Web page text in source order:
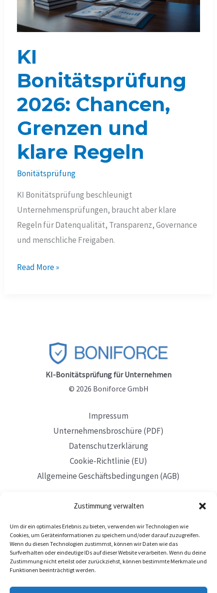
Zustimmung verwalten
Um dir ein optimales Erlebnis zu bieten, verwenden wir Technologien wie
Cookies, um Geräteinformationen zu speichern und/oder darauf zuzugreifen.
Wenn du diesen Technologien zustimmst, können wir Daten wie das
Surfverhalten oder eindeutige IDs auf dieser Website verarbeiten. Wenn du deine
Zustimmung nicht erteilst oder zurückziehst, können bestimmte Merkmale und
Funktionen beeinträchtigt werden.
KI
Bonitätsprüfung
2026: Chancen,
Grenzen und
klare Regeln
Bonitätsprüfung
KI Bonitätsprüfung beschleunigt
Unternehmensprüfungen, braucht aber klare
Regeln für Datenqualität, Transparenz, Governance
und menschliche Freigaben.
KI
Read More »
KI-Bonitätsprüfung für Unternehmen
© 2026 Boniforce GmbH
Impressum
Unternehmensbroschüre (PDF)
Datenschutzerklärung
Cookie-Richtlinie (EU)
Allgemeine Geschäftsbedingungen (AGB)
Mit Sitz in Düsseldorf